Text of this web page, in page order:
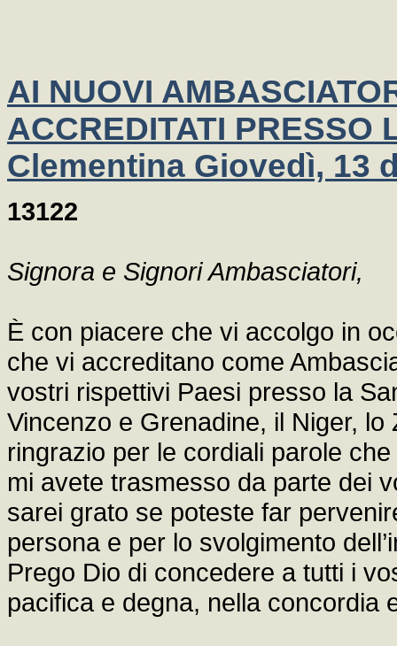
AI NUOVI
ACCREDITATI PRESSO
Clementina Giovedì, 13
13122
Signora e Signori Ambasciatori,
È con piacere che vi accolgo in
che vi accreditano come
vostri rispettivi Paesi presso la
Vincenzo e Grenadine, il Niger,
ringrazio per le cordiali parole
mi avete trasmesso da parte dei
sarei grato se poteste far
persona e per lo svolgimento
Prego Dio di concedere a tutti i
pacifica e degna, nella concordia